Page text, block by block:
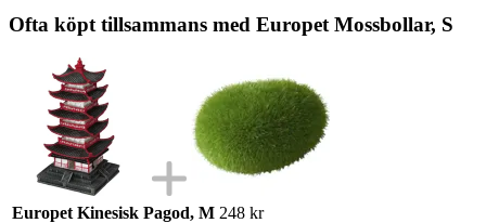
Ofta köpt tillsammans med Europet Mossbollar, S
Europet Kinesisk Pagod, M 248 kr